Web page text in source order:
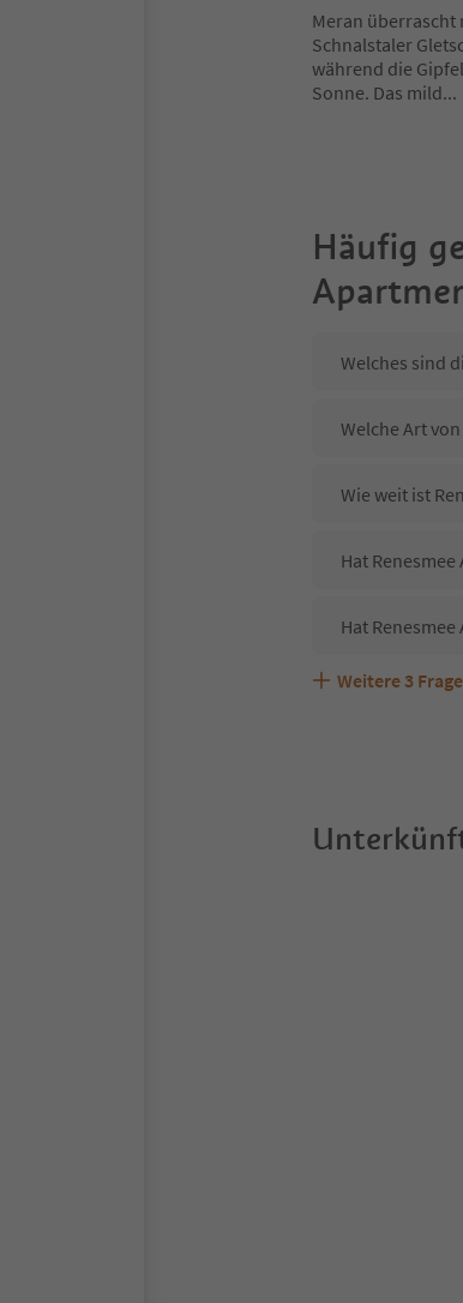
Meran überrascht
Schnalstaler
während die
Sonne. Das mild...
Häufig
Welches sind
Welche Art
Wie weit ist
Hat
Hat
Sind
Welche
Weitere 3